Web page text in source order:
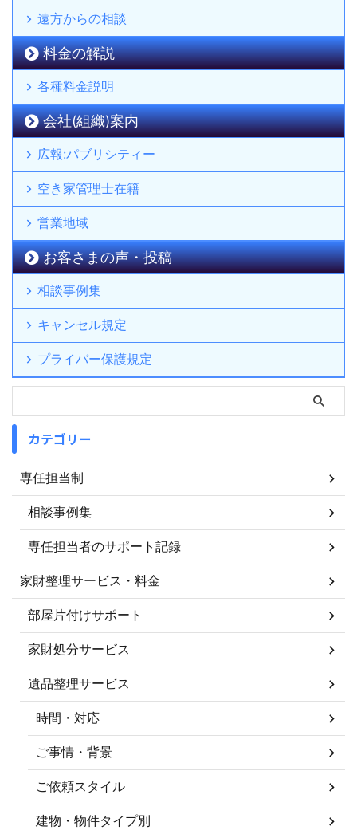
遠方からの相談
料金の解説
各種料金説明
会社(組織)案内
広報:パブリシティー
空き家管理士在籍
営業地域
お客さまの声・投稿
相談事例集
キャンセル規定
プライバー保護規定
カテゴリー
専任担当制
相談事例集
専任担当者のサポート記録
家財整理サービス・料金
部屋片付けサポート
家財処分サービス
遺品整理サービス
時間・対応
ご事情・背景
ご依頼スタイル
建物・物件タイプ別